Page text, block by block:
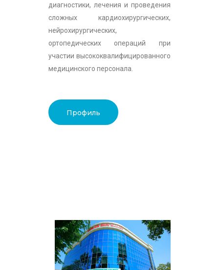
диагностики, лечения и проведения
сложных кардиохирургических,
нейрохирургических,
ортопедических операций при
участии высококвалифицированного
медицинского персонала.
Профиль